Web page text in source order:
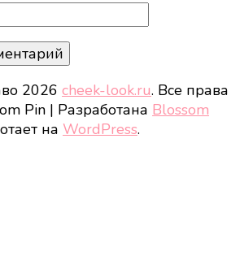
2026 cheek-look.ru. Все права
Pin | Разработана Blossom
на WordPress.